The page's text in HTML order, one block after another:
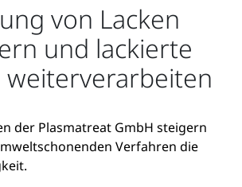
von Lacken
und lackierte
weiterverarbeiten
der Plasmatreat GmbH steigern
Verfahren die